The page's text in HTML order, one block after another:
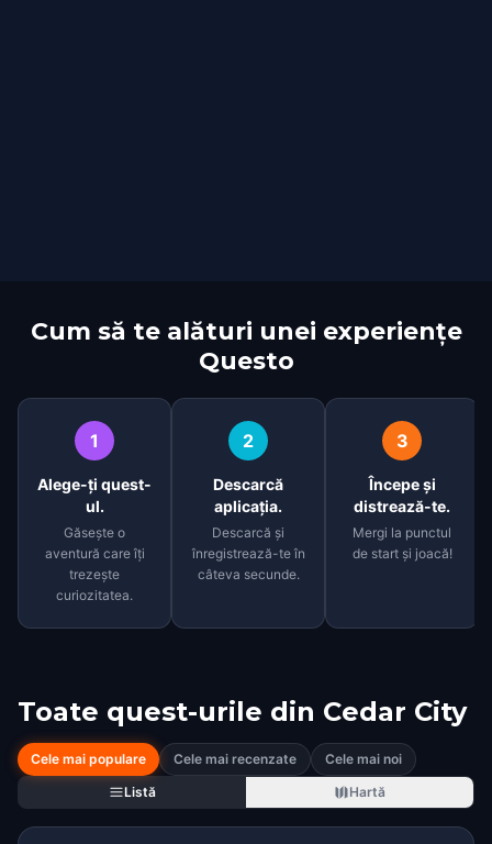
Cum să te alături unei experiențe
Questo
1
Alege-ți quest-
ul.
Găsește o
aventură care îți
trezește
curiozitatea.
2
Descarcă
aplicația.
Descarcă și
înregistrează-te în
câteva secunde.
3
Începe și
distrează-te.
Mergi la punctul
de start și joacă!
Toate quest-urile din Cedar City
Cele mai populare Cele mai recenzate
Cele mai noi
Listă
Hartă